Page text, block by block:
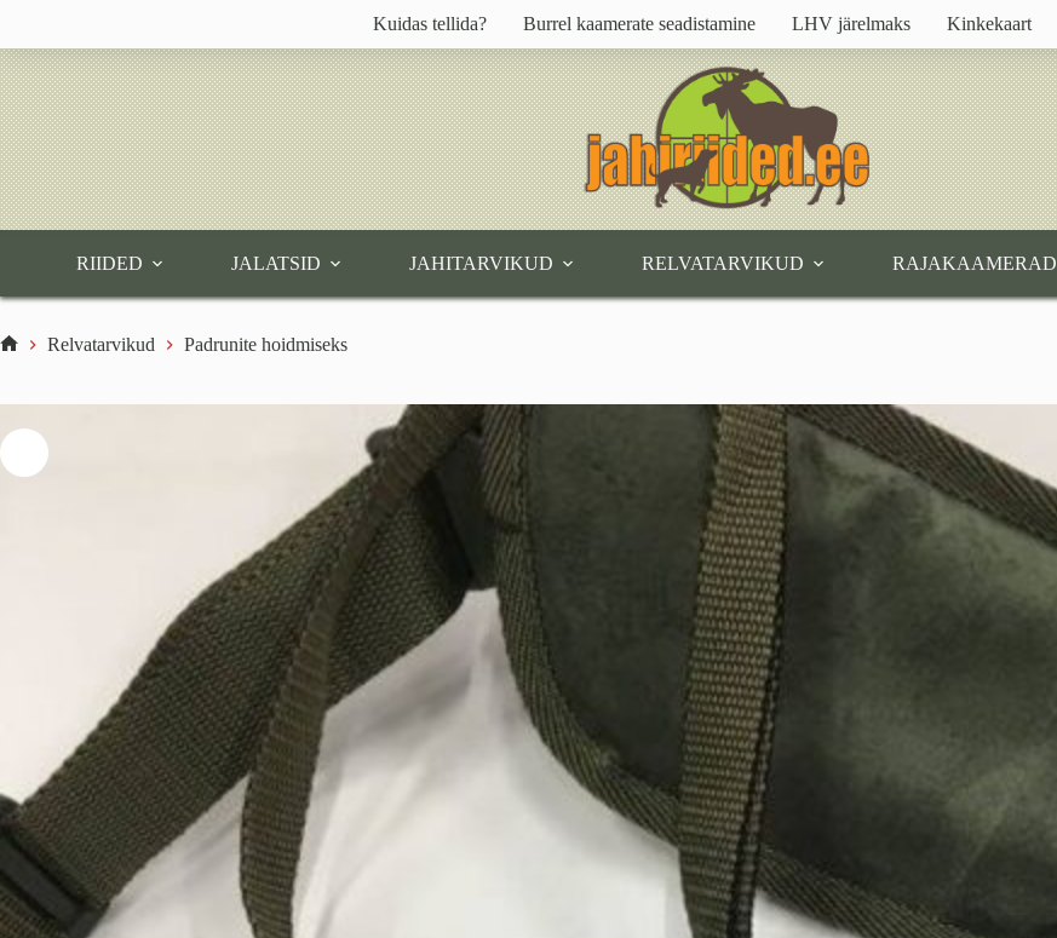
content
Kuidas tellida? Burrel kaamerate seadistamine LHV järelmaks Kinkekaart
RIIDED JALATSID JAHITARVIKUD RELVATARVIKUD RAJAKAAMERAD
Relvatarvikud Padrunite hoidmiseks